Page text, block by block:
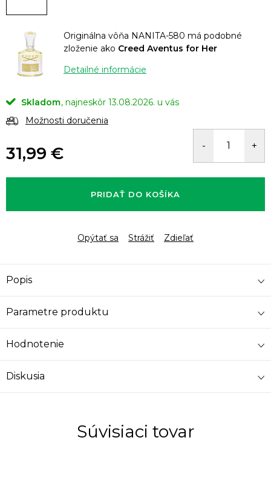
Originálna vôňa NANITA-580 má podobné
zloženie ako Creed Aventus for Her
Detailné informácie
Skladom
13.08.2026.
Možnosti doručenia
31,99 €
cena:
PRIDAŤ DO KOŠÍKA
Opýtať sa Strážiť Zdieľať
Popis
Parametre produktu
Hodnotenie
Diskusia
Súvisiaci tovar